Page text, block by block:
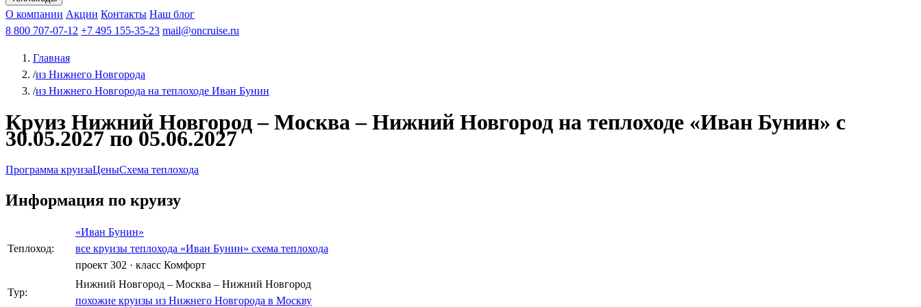
Афанасий Никитин Октябрьская революция
О компании Акции Контакты Наш блог
8 800 707-07-12 +7 495 155-35-23 mail@oncruise.ru
Главная
/из Нижнего Новгорода
/из Нижнего Новгорода на теплоходе Иван Бунин
Круиз Нижний Новгород – Москва – Нижний Новгород на теплоходе «Иван Бунин» с
30.05.2027 по 05.06.2027
Программа круизаЦеныСхема теплохода
Информация по круизу
Теплоход:
«Иван Бунин»
все круизы теплохода «Иван Бунин» схема теплохода
проект 302 · класс Комфорт
Тур:
Нижний Новгород – Москва – Нижний Новгород
похожие круизы из Нижнего Новгорода в Москву